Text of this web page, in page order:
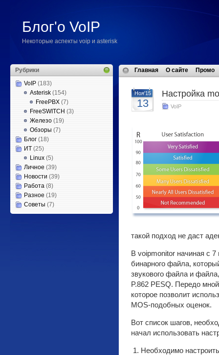
Блог'о VoIP
Некоторые аспекты voip и asterisk
Рубрики
VoIP (183)
Asterisk (154)
FreePBX (7)
FreeSWITCH (3)
Железо (19)
Обзоры (7)
Блог (18)
ИТ (25)
Linux (5)
Личное (39)
Новости (39)
Работа (8)
Разное (19)
Советы (7)
Главная О сайте Промо
Ноя'15
13
Настройка
VoIP
такой подход не даст
В voipmonitor начиная с
бинарного файла,
звукового файла и
P.862 PESQ. Передо
которое позволит
MOS-подобных оценок.
Вот список шагов,
начал использовать
Необходимо